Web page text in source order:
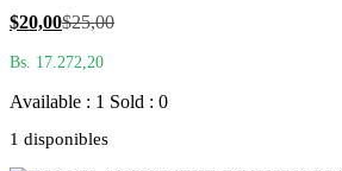
$20,00El
actual
$20,00.
$25,00El
$25,00.
Bs. 17.272,20
Available : 1 Sold : 0
1 disponibles